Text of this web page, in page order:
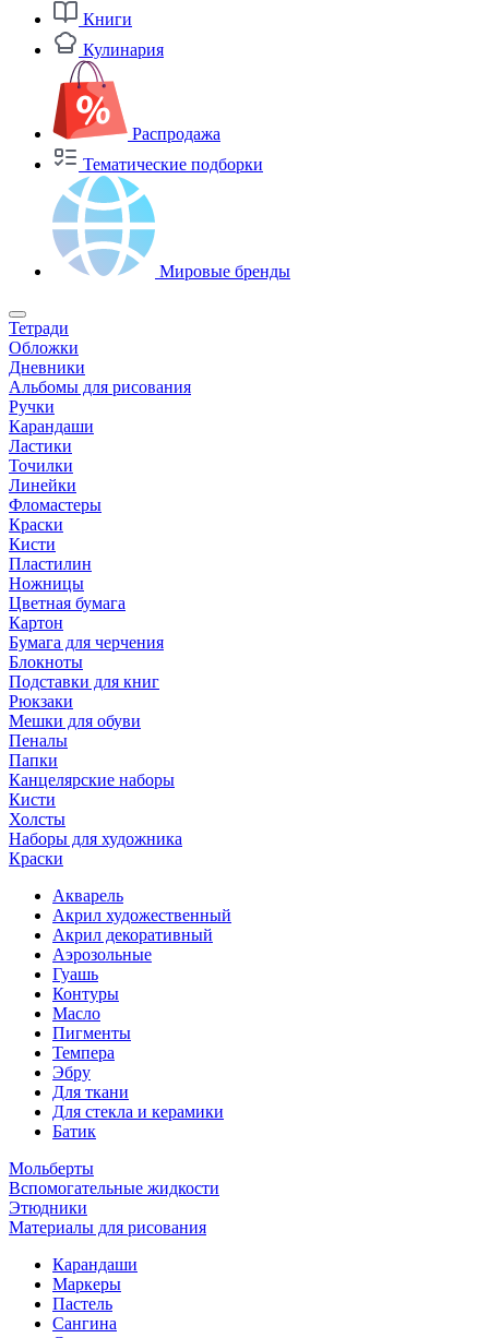
Книги
Кулинария
Распродажа
Тематические подборки
Мировые бренды
Тетради
Обложки
Дневники
Альбомы для рисования
Ручки
Карандаши
Ластики
Точилки
Линейки
Фломастеры
Краски
Кисти
Пластилин
Ножницы
Цветная бумага
Картон
Бумага для черчения
Блокноты
Подставки для книг
Рюкзаки
Мешки для обуви
Пеналы
Папки
Канцелярские наборы
Кисти
Холсты
Наборы для художника
Краски
Акварель
Акрил художественный
Акрил декоративный
Аэрозольные
Гуашь
Контуры
Масло
Пигменты
Темпера
Эбру
Для ткани
Для стекла и керамики
Батик
Мольберты
Вспомогательные жидкости
Этюдники
Материалы для рисования
Карандаши
Маркеры
Пастель
Сангина